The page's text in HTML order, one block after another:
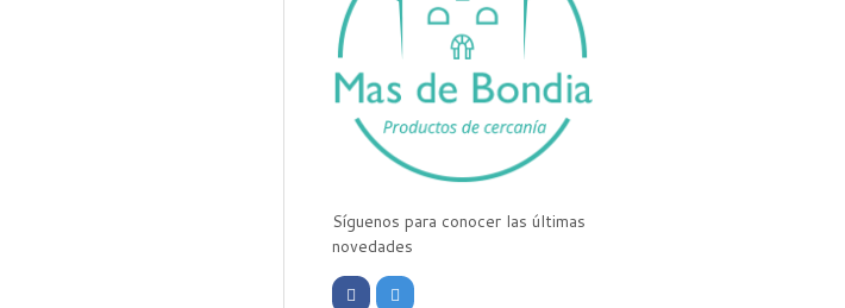
Síguenos para conocer las últimas
novedades